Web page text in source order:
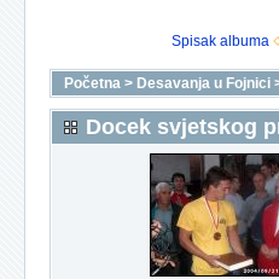
Spisak albuma
Početna > Desavanja u Fojnici
Docek svjetskog